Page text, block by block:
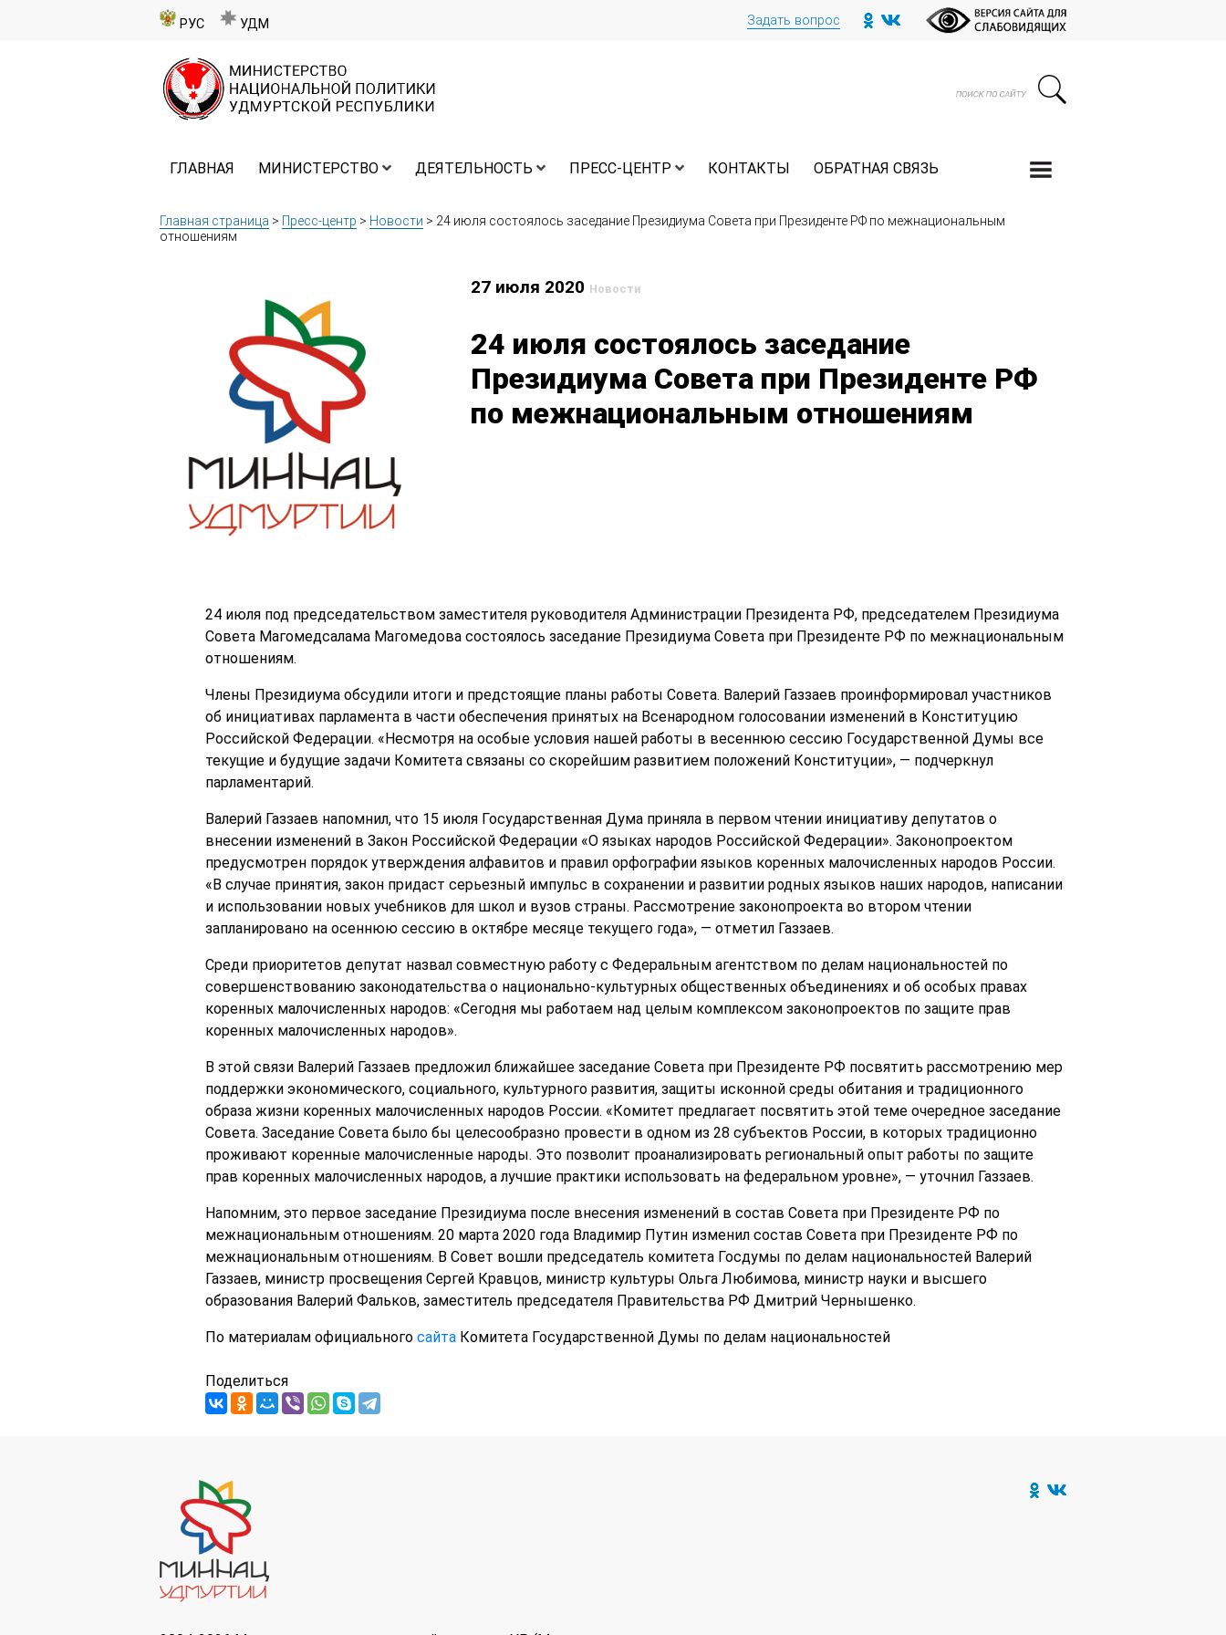
РУС УДМ Задать вопрос
ГЛАВНАЯ МИНИСТЕРСТВО ДЕЯТЕЛЬНОСТЬ ПРЕСС-ЦЕНТР КОНТАКТЫ ОБРАТНАЯ СВЯЗЬ
Главная страница > Пресс-центр > Новости > 24 июля состоялось заседание Президиума Совета при Президенте РФ по межнациональным
отношениям
27 июля 2020 Новости
24 июля состоялось заседание
Президиума Совета при Президенте РФ
по межнациональным отношениям
24 июля под председательством заместителя руководителя Администрации Президента РФ, председателем Президиума
Совета Магомедсалама Магомедова состоялось заседание Президиума Совета при Президенте РФ по межнациональным
отношениям.
Члены Президиума обсудили итоги и предстоящие планы работы Совета. Валерий Газзаев проинформировал участников
об инициативах парламента в части обеспечения принятых на Всенародном голосовании изменений в Конституцию
Российской Федерации. «Несмотря на особые условия нашей работы в весеннюю сессию Государственной Думы все
текущие и будущие задачи Комитета связаны со скорейшим развитием положений Конституции», — подчеркнул
парламентарий.
Валерий Газзаев напомнил, что 15 июля Государственная Дума приняла в первом чтении инициативу депутатов о
внесении изменений в Закон Российской Федерации «О языках народов Российской Федерации». Законопроектом
предусмотрен порядок утверждения алфавитов и правил орфографии языков коренных малочисленных народов России.
«В случае принятия, закон придаст серьезный импульс в сохранении и развитии родных языков наших народов, написании
и использовании новых учебников для школ и вузов страны. Рассмотрение законопроекта во втором чтении
запланировано на осеннюю сессию в октябре месяце текущего года», — отметил Газзаев.
Среди приоритетов депутат назвал совместную работу с Федеральным агентством по делам национальностей по
совершенствованию законодательства о национально-культурных общественных объединениях и об особых правах
коренных малочисленных народов: «Сегодня мы работаем над целым комплексом законопроектов по защите прав
коренных малочисленных народов».
В этой связи Валерий Газзаев предложил ближайшее заседание Совета при Президенте РФ посвятить рассмотрению мер
поддержки экономического, социального, культурного развития, защиты исконной среды обитания и традиционного
образа жизни коренных малочисленных народов России. «Комитет предлагает посвятить этой теме очередное заседание
Совета. Заседание Совета было бы целесообразно провести в одном из 28 субъектов России, в которых традиционно
проживают коренные малочисленные народы. Это позволит проанализировать региональный опыт работы по защите
прав коренных малочисленных народов, а лучшие практики использовать на федеральном уровне», — уточнил Газзаев.
Напомним, это первое заседание Президиума после внесения изменений в состав Совета при Президенте РФ по
межнациональным отношениям. 20 марта 2020 года Владимир Путин изменил состав Совета при Президенте РФ по
межнациональным отношениям. В Совет вошли председатель комитета Госдумы по делам национальностей Валерий
Газзаев, министр просвещения Сергей Кравцов, министр культуры Ольга Любимова, министр науки и высшего
образования Валерий Фальков, заместитель председателя Правительства РФ Дмитрий Чернышенко.
По материалам официальногосайтаКомитета Государственной Думы по делам национальностей
Поделиться